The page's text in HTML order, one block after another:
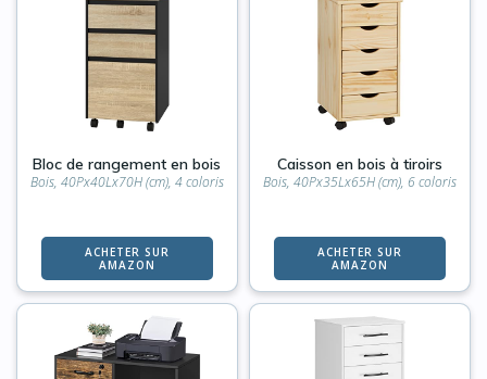
Bloc de rangement en bois
Bois, 40Px40Lx70H (cm), 4 coloris
ACHETER SUR
AMAZON
Caisson en bois à tiroirs
Bois, 40Px35Lx65H (cm), 6 coloris
ACHETER SUR
AMAZON